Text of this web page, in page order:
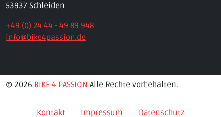
53937 Schleiden
+49 (0) 24 44 - 49 89 948
info@bike4passion.de
© 2026 BIKE 4 PASSION Alle Rechte vorbehalten.
Kontakt Impressum Datenschutz